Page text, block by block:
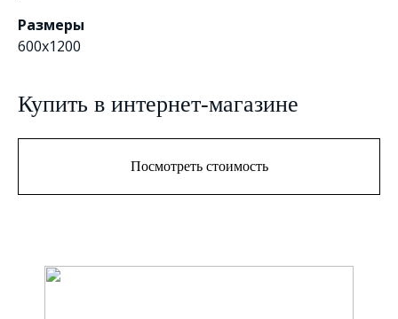
Размеры
600x1200
Купить в интернет-магазине
Посмотреть стоимость